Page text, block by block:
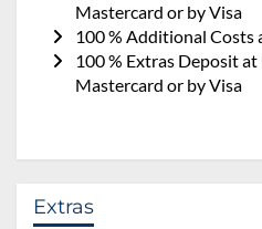
Mastercard or by Visa
100 % Additional Costs
100 % Extras Deposit
Mastercard or by Visa
Extras